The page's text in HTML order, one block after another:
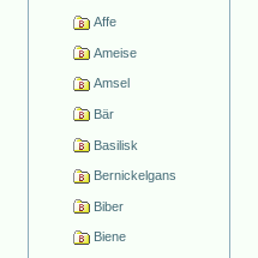
Affe
Ameise
Amsel
Bär
Basilisk
Bernickelgans
Biber
Biene